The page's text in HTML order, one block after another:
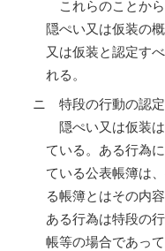
これらのことか
隠ぺい又は仮装の
又は仮装と認定す
れる。
ニ 特段の行動の認
隠ぺい又は仮装
ている。ある行為
ている公表帳簿は
る帳簿とはその内
ある行為は特段の
帳等の場合であっ